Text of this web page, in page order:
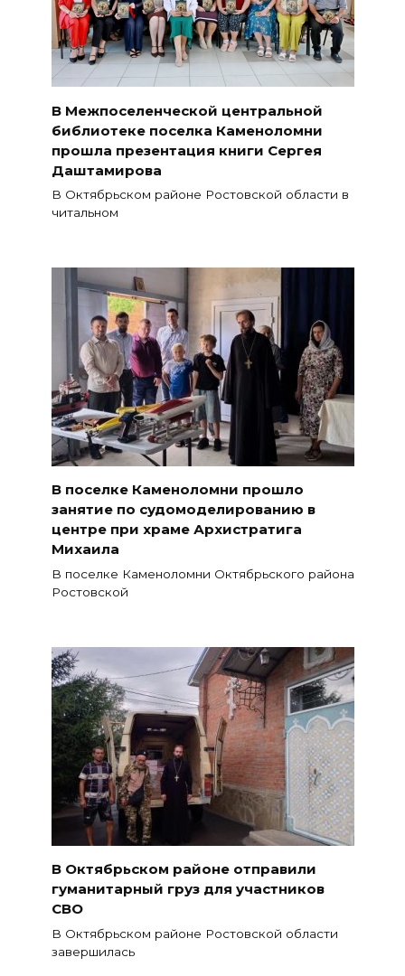
В Межпоселенческой центральной
библиотеке поселка Каменоломни
прошла презентация книги Сергея
Даштамирова
В Октябрьском районе Ростовской области в
читальном
В поселке Каменоломни прошло
занятие по судомоделированию в
центре при храме Архистратига
Михаила
В поселке Каменоломни Октябрьского района
Ростовской
В Октябрьском районе отправили
гуманитарный груз для участников
СВО
В Октябрьском районе Ростовской области
завершилась